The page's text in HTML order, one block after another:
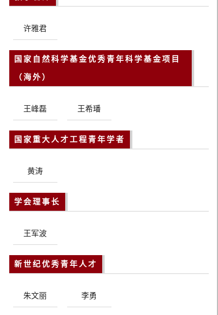
许雅君
国家自然科学基金优秀青年科学基金项目
（海外）
王峰磊 王希璠
国家重大人才工程青年学者
黄涛
学会理事长
王军波
新世纪优秀青年人才
朱文丽 李勇